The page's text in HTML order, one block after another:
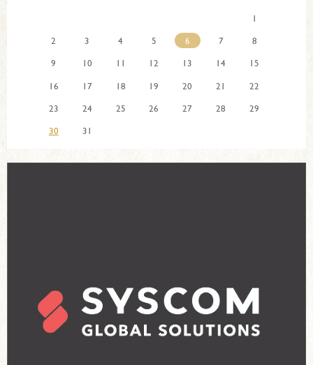
1
2
3 4 5 6 7
8
9
10 11 12 13 14
15
16
17 18 19 20 21
22
23
24 25 26 27 28
29
30
31